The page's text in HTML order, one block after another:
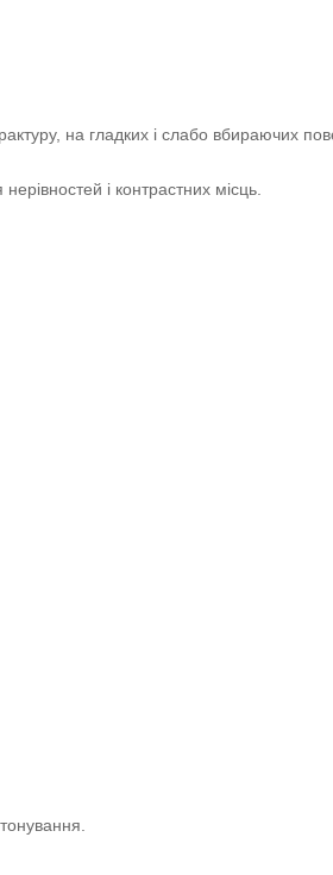
на гладких і слабо вбираючих
і контрастних місць.